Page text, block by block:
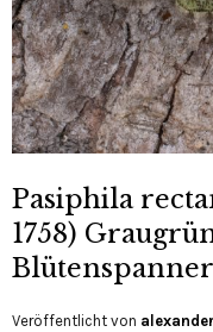
Pasiphila
1758)
Blütenspanner
Veröffentlicht von alexander